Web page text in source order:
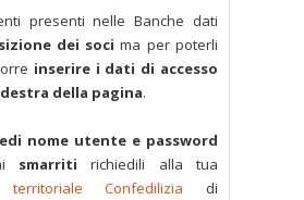
presenti nelle Banche dati
dei soci ma per poterli
inserire i dati di accesso
della pagina.
nome utente e password
smarriti richiedili alla tua
territoriale Confedilizia di